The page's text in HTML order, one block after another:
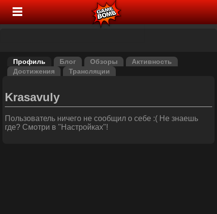
Профиль Блог Обзоры
Активность
Достижения
Трансляции
Krasavuly
Пользователь ничего не сообщил о себе :( Не знаешь
где? Смотри в "Настройках"!